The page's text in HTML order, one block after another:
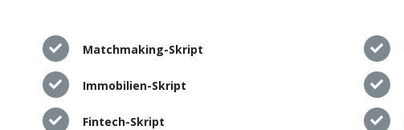
Matchmaking-Skript
Immobilien-Skript
Fintech-Skript